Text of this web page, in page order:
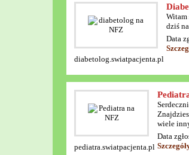
diabetolog.swiatpacjenta.pl
Witam
dziś
Data
pediatra.swiatpacjenta.pl
wiele
Data